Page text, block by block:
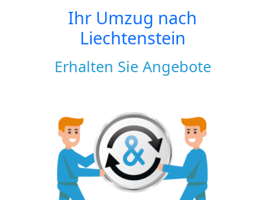
Ihr Umzug nach
Liechtenstein
Erhalten Sie Angebote